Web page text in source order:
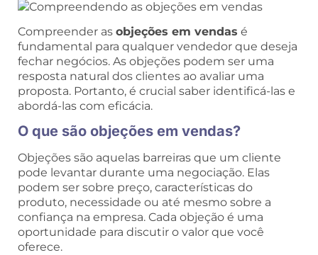
Compreender as objeções em vendas é
fundamental para qualquer vendedor que deseja
fechar negócios. As objeções podem ser uma
resposta natural dos clientes ao avaliar uma
proposta. Portanto, é crucial saber identificá-las e
abordá-las com eficácia.
O que são objeções em vendas?
Objeções são aquelas barreiras que um cliente
pode levantar durante uma negociação. Elas
podem ser sobre preço, características do
produto, necessidade ou até mesmo sobre a
confiança na empresa. Cada objeção é uma
oportunidade para discutir o valor que você
oferece.